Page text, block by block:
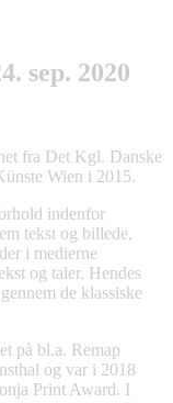
sep. 2020
fra Det Kgl. Danske
Wien i 2015.
indenfor
tekst og billede,
i medierne
og taler. Hendes
de klassiske
på bl.a. Remap
og var i 2018
Print Award. I